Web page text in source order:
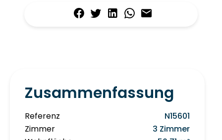
Zusammenfassung
Referenz
N15601
Zimmer
3 Zimmer